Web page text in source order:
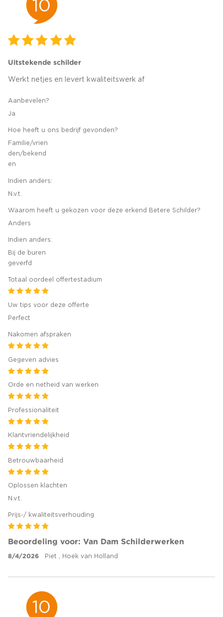
10
Uitstekende schilder
Werkt netjes en levert kwaliteitswerk af
Aanbevelen?
Ja
Hoe heeft u ons bedrijf gevonden?
Familie/vrien
den/bekend
en
Indien anders:
N.v.t.
Waarom heeft u gekozen voor deze erkend Betere Schilder?
Anders
Indien anders:
Bij de buren
geverfd
Totaal oordeel offertestadium
Uw tips voor deze offerte
Perfect
Nakomen afspraken
Gegeven advies
Orde en netheid van werken
Professionaliteit
Klantvriendelijkheid
Betrouwbaarheid
Oplossen klachten
N.v.t.
Prijs-/ kwaliteitsverhouding
Beoordeling voor: Van Dam Schilderwerken
8/4/2026 Piet , Hoek van Holland
10